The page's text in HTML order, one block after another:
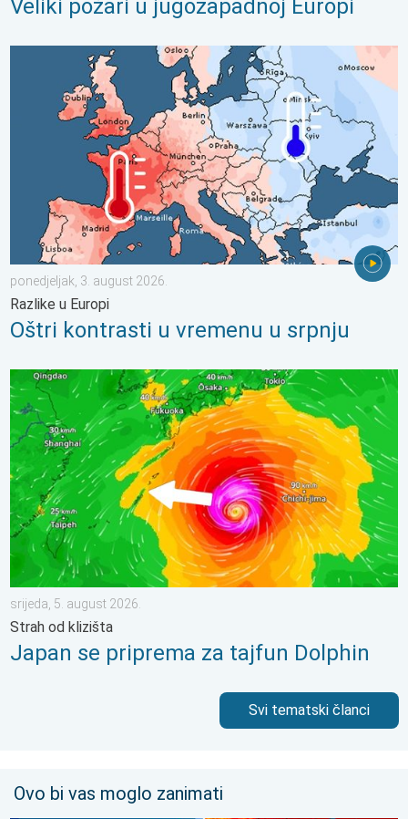
Veliki požari u jugozapadnoj Europi
Oštri kontrasti u vremenu u srpnju. Razlike u Europi. . .
ponedjeljak, 3. august 2026.
Razlike u Europi
Oštri kontrasti u vremenu u srpnju
Japan se priprema za tajfun Dolphin. Strah od klizišta. . .
srijeda, 5. august 2026.
Strah od klizišta
Japan se priprema za tajfun Dolphin
Svi tematski članci
Ovo bi vas moglo zanimati